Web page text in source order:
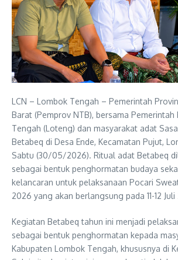
LCN – Lombok Tengah – Pemerintah
Barat (Pemprov NTB), bersama
Tengah (Loteng) dan masyarakat adat
Betabeq di Desa Ende, Kecamatan Pujut,
Sabtu (30/05/2026). Ritual adat Betabeq
sebagai bentuk penghormatan budaya
kelancaran untuk pelaksanaan Pocari
2026 yang akan berlangsung pada 11-12
Kegiatan Betabeq tahun ini menjadi
sebagai bentuk penghormatan kepada
Kabupaten Lombok Tengah, khususnya di